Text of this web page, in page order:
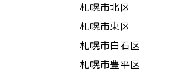
札幌市北区
札幌市東区
札幌市白石区
札幌市豊平区